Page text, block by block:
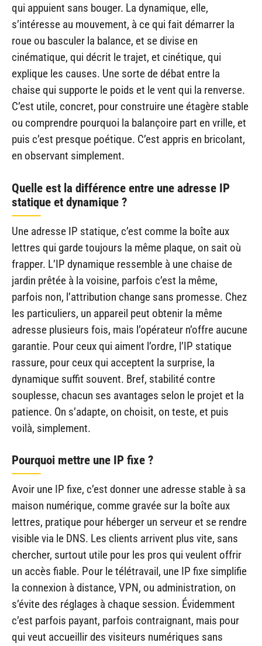
qui appuient sans bouger. La dynamique, elle,
s’intéresse au mouvement, à ce qui fait démarrer la
roue ou basculer la balance, et se divise en
cinématique, qui décrit le trajet, et cinétique, qui
explique les causes. Une sorte de débat entre la
chaise qui supporte le poids et le vent qui la renverse.
C’est utile, concret, pour construire une étagère stable
ou comprendre pourquoi la balançoire part en vrille, et
puis c’est presque poétique. C’est appris en bricolant,
en observant simplement.
Quelle est la différence entre une adresse IP
statique et dynamique ?
Une adresse IP statique, c’est comme la boîte aux
lettres qui garde toujours la même plaque, on sait où
frapper. L’IP dynamique ressemble à une chaise de
jardin prêtée à la voisine, parfois c’est la même,
parfois non, l’attribution change sans promesse. Chez
les particuliers, un appareil peut obtenir la même
adresse plusieurs fois, mais l’opérateur n’offre aucune
garantie. Pour ceux qui aiment l’ordre, l’IP statique
rassure, pour ceux qui acceptent la surprise, la
dynamique suffit souvent. Bref, stabilité contre
souplesse, chacun ses avantages selon le projet et la
patience. On s’adapte, on choisit, on teste, et puis
voilà, simplement.
Pourquoi mettre une IP fixe ?
Avoir une IP fixe, c’est donner une adresse stable à sa
maison numérique, comme gravée sur la boîte aux
lettres, pratique pour héberger un serveur et se rendre
visible via le DNS. Les clients arrivent plus vite, sans
chercher, surtout utile pour les pros qui veulent offrir
un accès fiable. Pour le télétravail, une IP fixe simplifie
la connexion à distance, VPN, ou administration, on
s’évite des réglages à chaque session. Évidemment
c’est parfois payant, parfois contraignant, mais pour
qui veut accueillir des visiteurs numériques sans